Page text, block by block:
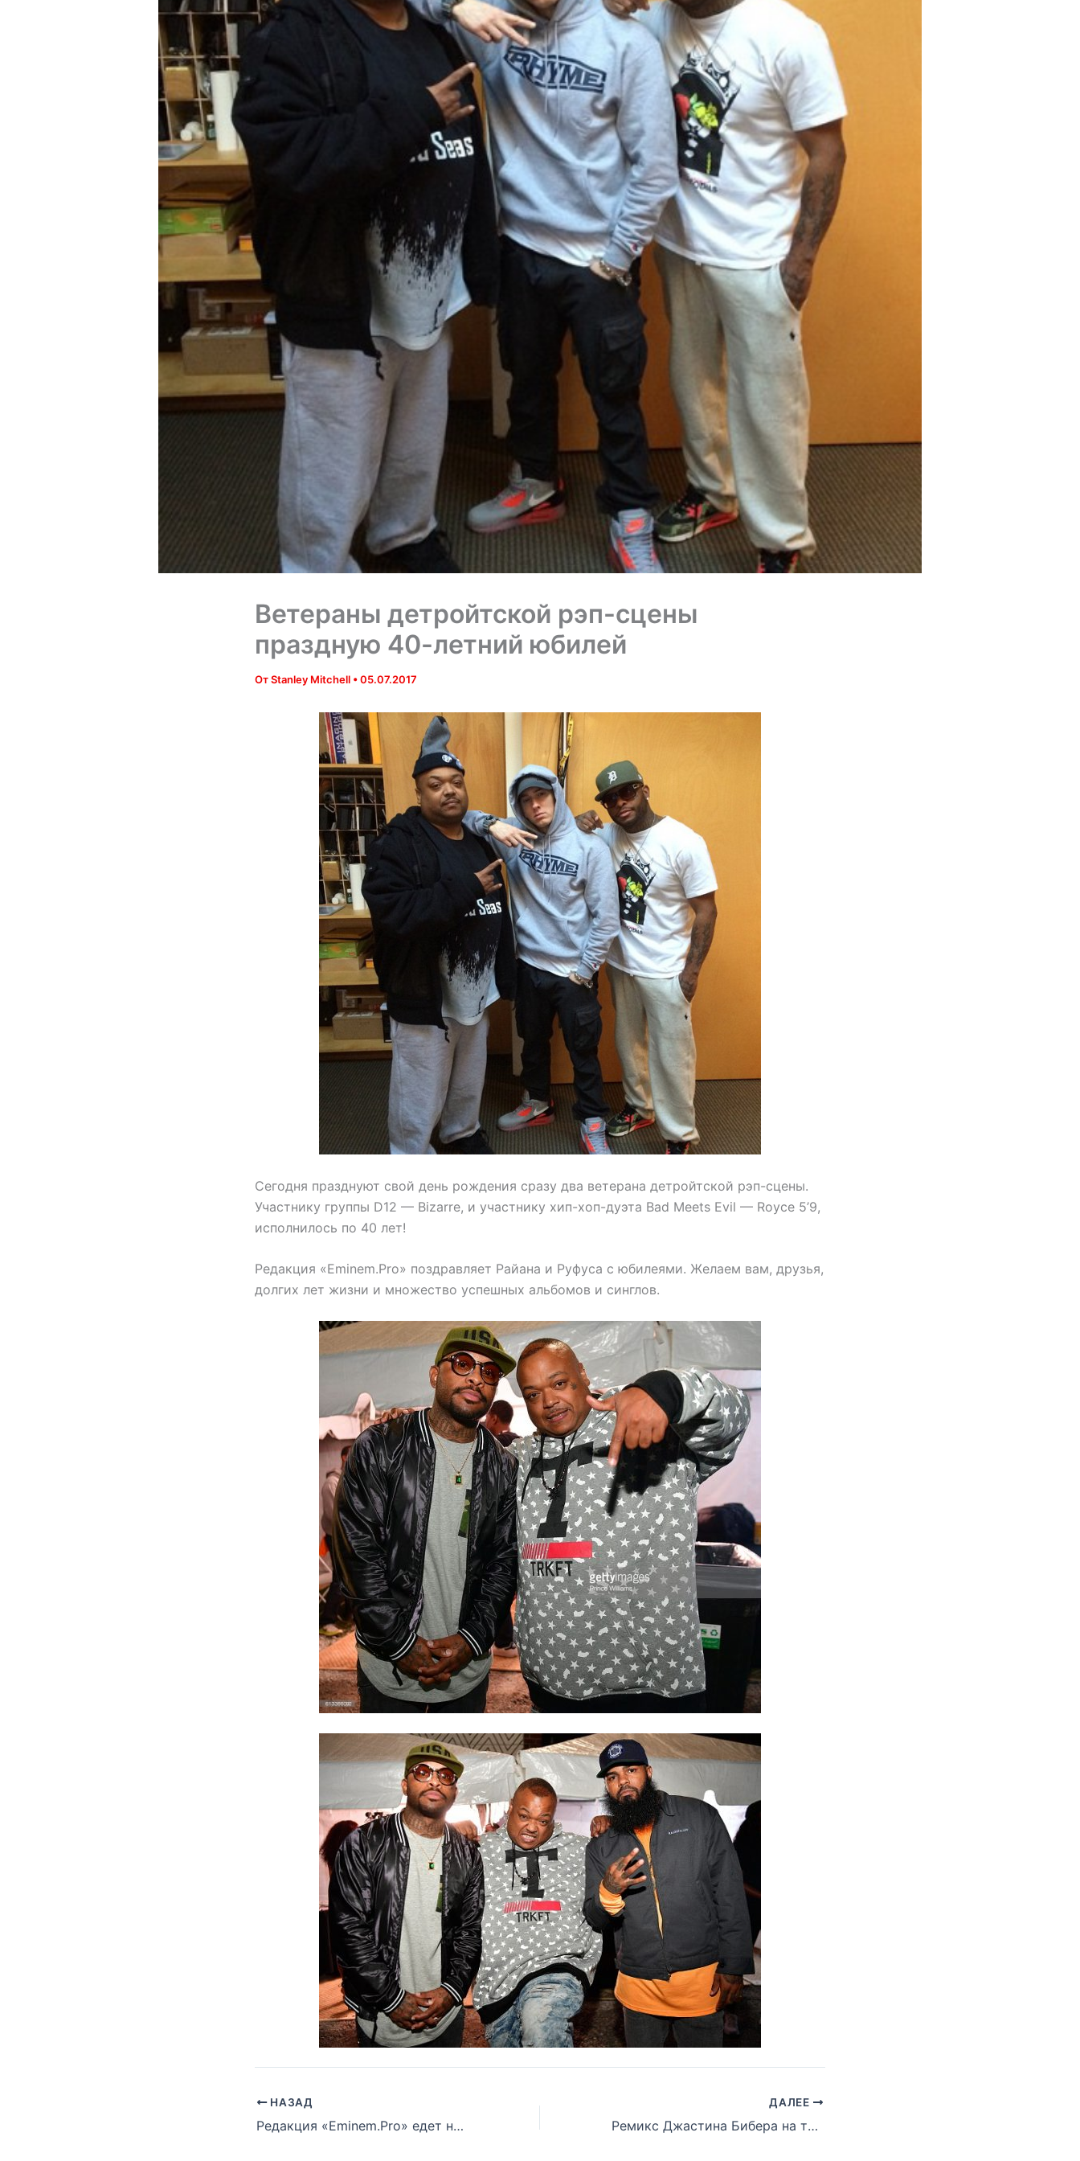
Ветераны детройтской рэп-сцены
праздную 40-летний юбилей
ОтStanley Mitchell •05.07.2017
Сегодня празднуют свой день рождения сразу два ветерана детройтской рэп-сцены.
Участнику группы D12 — Bizarre, и участнику хип-хоп-дуэта Bad Meets Evil — Royce 5’9,
исполнилось по 40 лет!
Редакция «Eminem.Pro» поздравляет Райана и Руфуса с юбилеями. Желаем вам, друзья,
долгих лет жизни и множество успешных альбомов и синглов.
НАЗАД
Редакция «Eminem.Pro» едет на концерты Эминема в Великобритании! Присоединяйся к нам!
ДАЛЕЕ
Ремикс Джастина Бибера на трек «Despacito» официально свергает «Rap God» Эминема с вершины Genius